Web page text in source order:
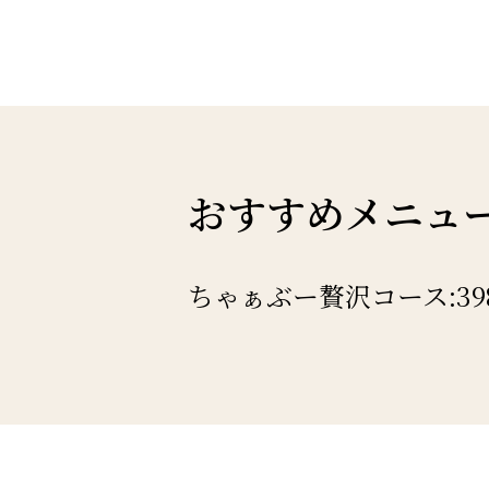
おすすめメニュ
ちゃぁぶー贅沢コース